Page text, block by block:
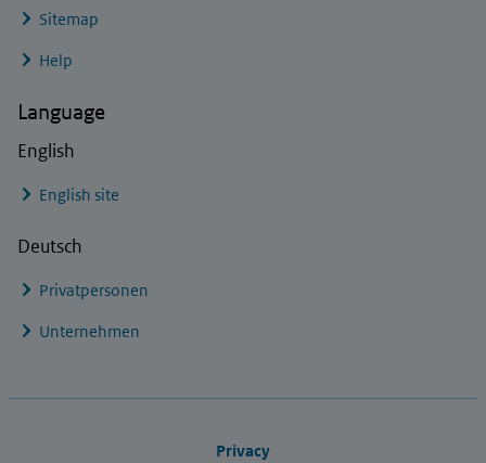
Sitemap
Help
Language
English
English site
Deutsch
Privatpersonen
Unternehmen
Privacy